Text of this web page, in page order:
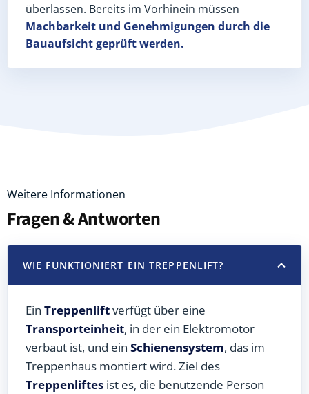
überlassen. Bereits im Vorhinein müssen
Machbarkeit und Genehmigungen durch die
Bauaufsicht geprüft werden.
Weitere Informationen
Fragen & Antworten
WIE FUNKTIONIERT EIN TREPPENLIFT?
Ein Treppenliftverfügt über eine
Transporteinheit, in der ein Elektromotor
verbaut ist, und ein Schienensystem, das im
Treppenhaus montiert wird. Ziel des
Treppenliftes ist es, die benutzende Person